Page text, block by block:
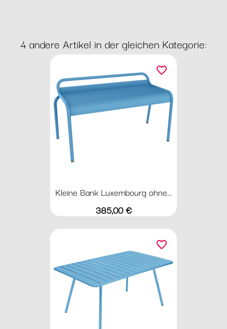
4 andere Artikel in der gleichen Kategorie:
Kleine Bank Luxembourg ohne...
Preis
385,00 €
favorite_border
favorite_border